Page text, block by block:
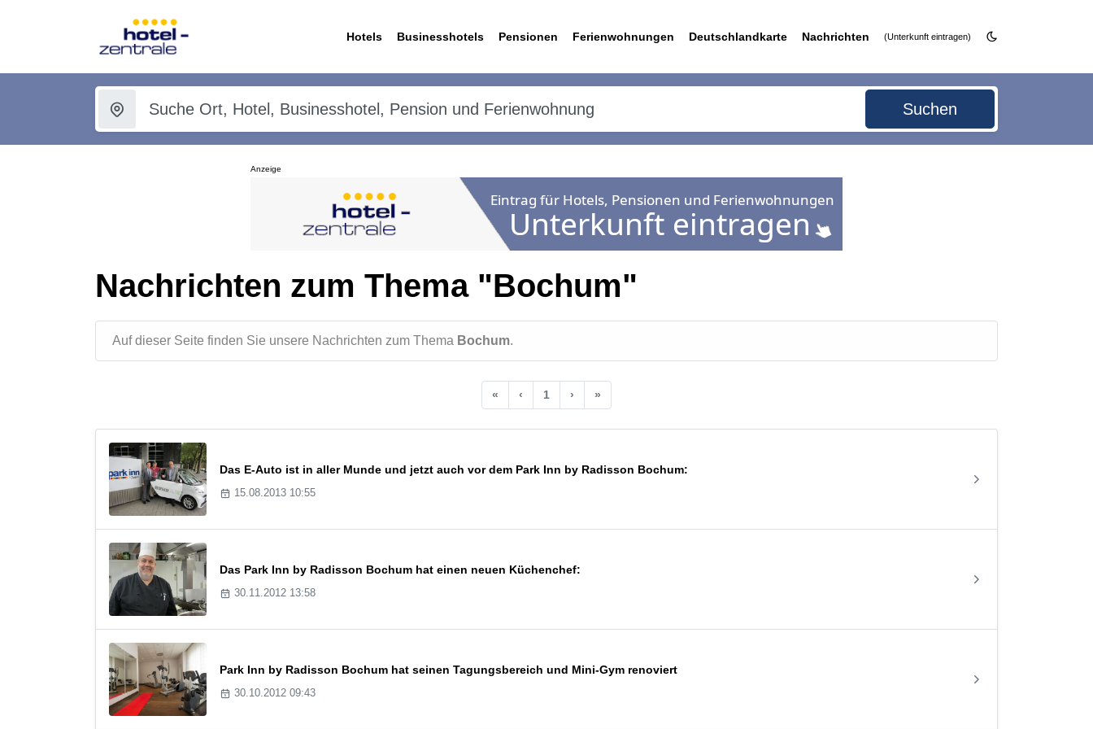
Hotels Businesshotels Pensionen Ferienwohnungen Deutschlandkarte Nachrichten (Unterkunft eintragen)
Suchen
Anzeige
Nachrichten zum Thema "Bochum"
Auf dieser Seite finden Sie unsere Nachrichten zum Thema Bochum.
« ‹ 1 › »
Das E-Auto ist in aller Munde und jetzt auch vor dem Park Inn by Radisson Bochum:
15.08.2013 10:55
Das Park Inn by Radisson Bochum hat einen neuen Küchenchef:
30.11.2012 13:58
Park Inn by Radisson Bochum hat seinen Tagungsbereich und Mini-Gym renoviert
30.10.2012 09:43